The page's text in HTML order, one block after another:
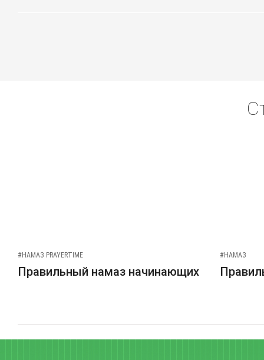
#НАМАЗ PRAYERTIME
Правильный намаз начинающих
#НАМАЗ